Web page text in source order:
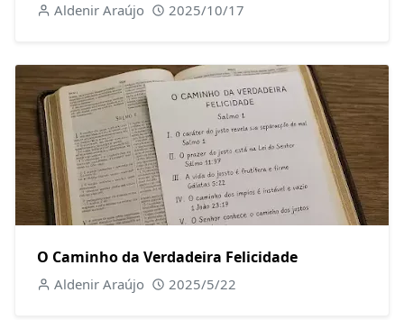
Aldenir Araújo 2025/10/17
O Caminho da Verdadeira Felicidade
Aldenir Araújo 2025/5/22